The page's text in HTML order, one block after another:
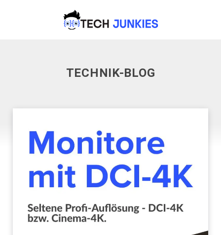
TECHNIK-BLOG